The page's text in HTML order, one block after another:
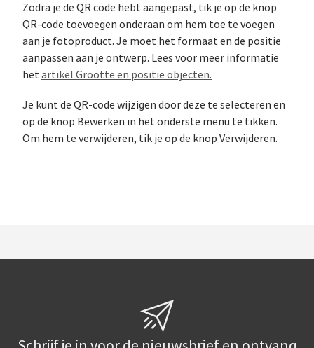
Zodra je de QR code hebt aangepast, tik je op de knop
QR-code toevoegen onderaan om hem toe te voegen
aan je fotoproduct. Je moet het formaat en de positie
aanpassen aan je ontwerp. Lees voor meer informatie
hetartikel Grootte en positie objecten.
Je kunt de QR-code wijzigen door deze te selecteren en
op de knop Bewerken in het onderste menu te tikken.
Om hem te verwijderen, tik je op de knop Verwijderen.